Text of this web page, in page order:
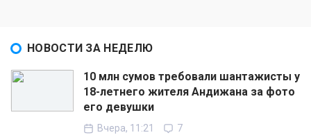
НОВОСТИ ЗА НЕДЕЛЮ
10 млн сумов требовали шантажисты у
18-летнего жителя Андижана за фото
его девушки
Вчера, 11:21 7